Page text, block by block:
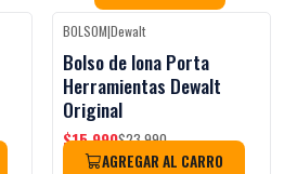
-33%OFF
Agotado
BOLSOM|Dewalt
Bolso de lona Porta
Herramientas Dewalt
Original
$15.990$23.990
AGREGAR AL CARRO